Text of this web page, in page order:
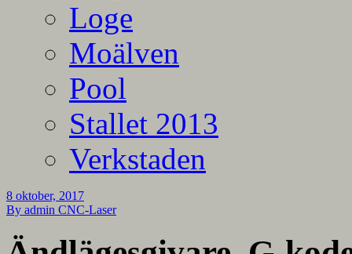
Loge
Moälven
Pool
Stallet 2013
Verkstaden
8 oktober, 2017
By admin CNC-Laser